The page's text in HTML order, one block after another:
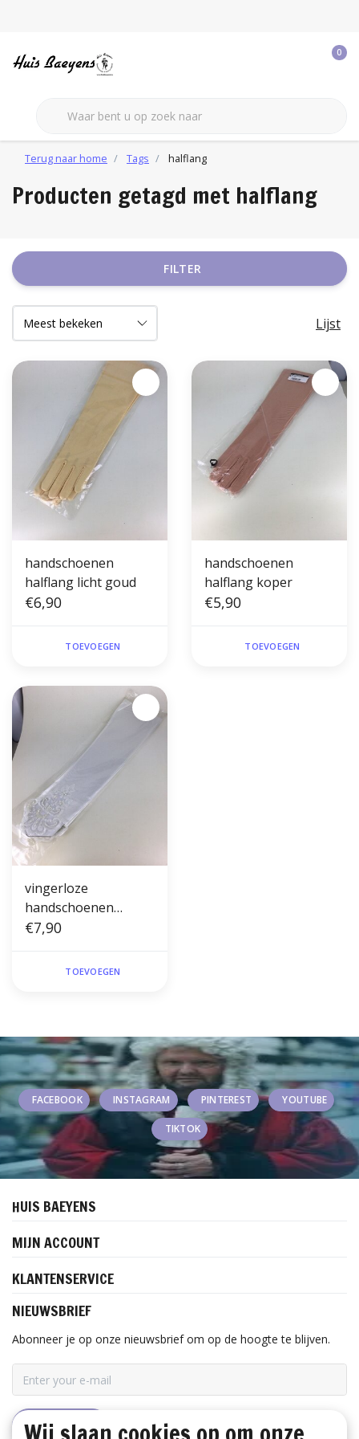
0
Terug naar home Tags halflang
Producten getagd met halflang
FILTER
Lijst
handschoenen
halflang licht goud
€6,90
TOEVOEGEN
handschoenen
halflang koper
€5,90
TOEVOEGEN
vingerloze
handschoenen
halflang wit
€7,90
TOEVOEGEN
FACEBOOK INSTAGRAM PINTEREST YOUTUBE
TIKTOK
HUIS BAEYENS
MIJN ACCOUNT
KLANTENSERVICE
NIEUWSBRIEF
Abonneer je op onze nieuwsbrief om op de hoogte te blijven.
ABONNEER